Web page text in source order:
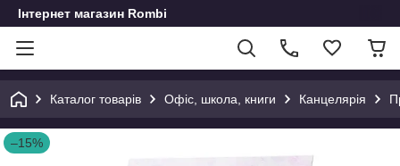
Інтернет магазин Rombi
Каталог товарів Офіс, школа, книги Канцелярія
–15%